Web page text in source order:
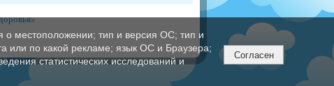
о местоположении; тип и версия ОС; тип и
или по какой рекламе; язык ОС и Браузера;
статистических исследований и
Согласен